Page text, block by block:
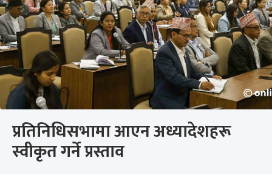
प्रतिनिधिसभामा आएन अध्यादेशहरू
स्वीकृत गर्ने प्रस्ताव